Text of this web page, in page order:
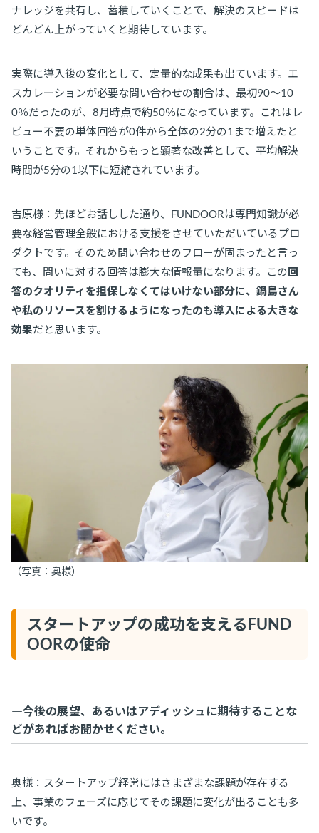
ナレッジを共有し、蓄積していくことで、解決のスピードは
どんどん上がっていくと期待しています。
実際に導入後の変化として、定量的な成果も出ています。エ
スカレーションが必要な問い合わせの割合は、最初90〜10
0％だったのが、8月時点で約50％になっています。これはレ
ビュー不要の単体回答が0件から全体の2分の1まで増えたと
いうことです。それからもっと顕著な改善として、平均解決
時間が5分の1以下に短縮されています。
吉原様：先ほどお話しした通り、FUNDOORは専門知識が必
要な経営管理全般における支援をさせていただいているプロ
ダクトです。そのため問い合わせのフローが固まったと言っ
ても、問いに対する回答は膨大な情報量になります。この回
答のクオリティを担保しなくてはいけない部分に、鍋島さん
や私のリソースを割けるようになったのも導入による大きな
効果だと思います。
（写真：奥様）
スタートアップの成功を支えるFUND
OORの使命
―今後の展望、あるいはアディッシュに期待することな
どがあればお聞かせください。
奥様：スタートアップ経営にはさまざまな課題が存在する
上、事業のフェーズに応じてその課題に変化が出ることも多
いです。